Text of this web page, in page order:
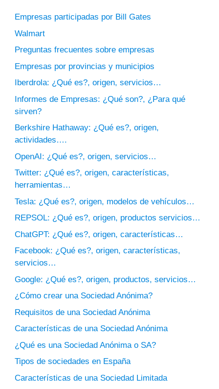
Empresas participadas por Bill Gates
Walmart
Preguntas frecuentes sobre empresas
Empresas por provincias y municipios
Iberdrola: ¿Qué es?, origen, servicios…
Informes de Empresas: ¿Qué son?, ¿Para qué
sirven?
Berkshire Hathaway: ¿Qué es?, origen,
actividades….
OpenAI: ¿Qué es?, origen, servicios…
Twitter: ¿Qué es?, origen, características,
herramientas…
Tesla: ¿Qué es?, origen, modelos de vehículos…
REPSOL: ¿Qué es?, origen, productos servicios…
ChatGPT: ¿Qué es?, origen, características…
Facebook: ¿Qué es?, origen, características,
servicios…
Google: ¿Qué es?, origen, productos, servicios…
¿Cómo crear una Sociedad Anónima?
Requisitos de una Sociedad Anónima
Características de una Sociedad Anónima
¿Qué es una Sociedad Anónima o SA?
Tipos de sociedades en España
Características de una Sociedad Limitada